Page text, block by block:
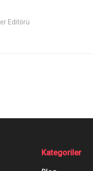
Editörü